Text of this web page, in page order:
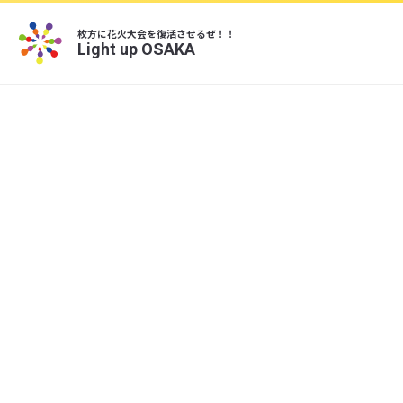
枚方に花火大会を復活させるぜ！！
Light up OSAKA